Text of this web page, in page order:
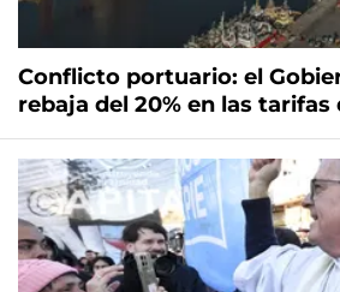
Conflicto portuario: el
rebaja del 20% en las